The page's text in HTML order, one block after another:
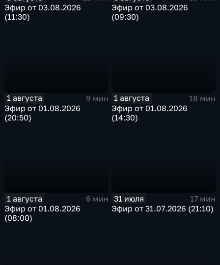
Эфир от 03.08.2026
(11:30)
Эфир от 03.08.2026
(09:30)
1 августа
9 мин
Эфир от 01.08.2026
(20:50)
1 августа
18 мин
Эфир от 01.08.2026
(14:30)
1 августа
6 мин
Эфир от 01.08.2026
(08:00)
31 июля
17 мин
Эфир от 31.07.2026 (21:10)